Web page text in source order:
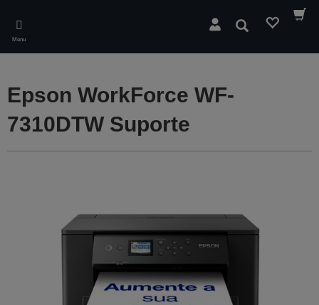
main
content
Menu
Pesquisar
Epson WorkForce WF-
7310DTW Suporte